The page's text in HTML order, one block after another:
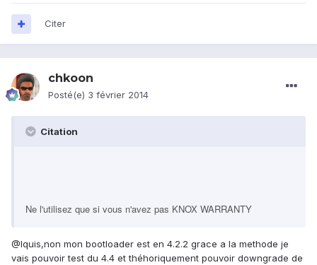
Citer
chkoon
Posté(e) 3 février 2014
Citation
Ne l'utilisez que si vous n'avez pas KNOX WARRANTY
@Iquis,non mon bootloader est en 4.2.2 grace a la methode je
vais pouvoir test du 4.4 et théhoriquement pouvoir downgrade de